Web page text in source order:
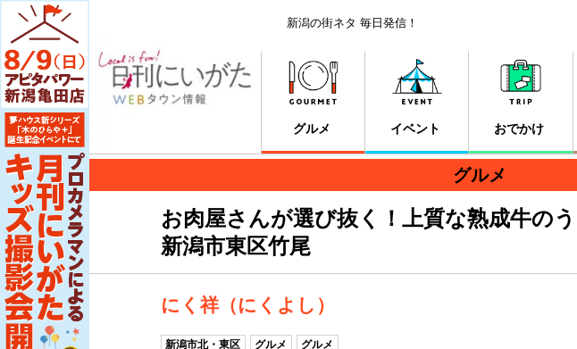
新潟の街ネタ 毎日発信！
グルメ イベント おでかけ
グルメ
お肉屋さんが選び抜く！上質な熟成牛の
新潟市東区竹尾
にく祥（にくよし）
新潟市北・東区 グルメ グルメ